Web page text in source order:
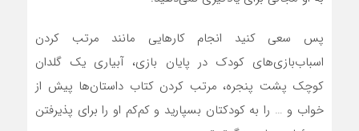
پس سعی کنید انجام کار‌هایی مانند مرتب کردن
اسباب‌بازی‌های کودک در پایان بازی، آبیاری یک گلدان
کوچک پشت پنجره، مرتب کردن کتاب داستان‌ها پیش از
خواب و … را به کودکتان بسپارید و کم‌کم او را برای پذیرفتن